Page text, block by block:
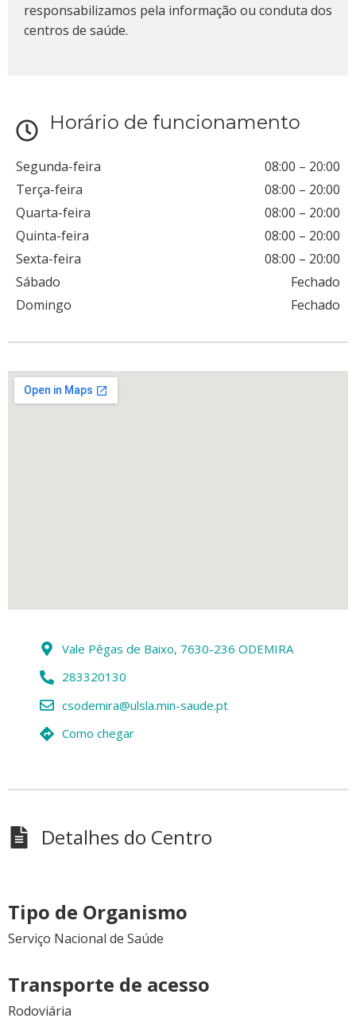
Horário de funcionamento
Segunda-feira 08:00 – 20:00
Terça-feira
08:00 – 20:00
Quarta-feira
08:00 – 20:00
Quinta-feira
08:00 – 20:00
Sexta-feira
08:00 – 20:00
Sábado
Fechado
Domingo
Fechado
responsabilizamos pela informação ou conduta dos
centros de saúde.
Vale Pêgas de Baixo, 7630-236 ODEMIRA
283320130
csodemira@ulsla.min-saude.pt
Como chegar
Detalhes do Centro
Tipo de Organismo
Serviço Nacional de Saúde
Transporte de acesso
Rodoviária